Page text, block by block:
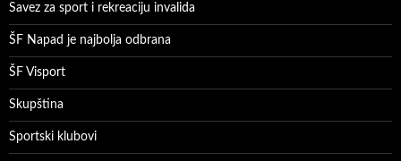
Savez za sport i rekreaciju invalida
ŠF Napad je najbolja odbrana
ŠF Visport
Skupština
Sportski klubovi